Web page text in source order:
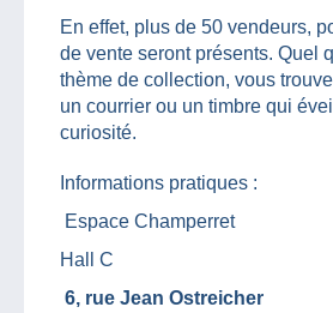
En effet, plus de 50 vendeurs,
de vente seront présents. Quel
thème de collection, vous
un courrier ou un timbre qui
curiosité.
Informations pratiques :
Espace Champerret
Hall C
6, rue Jean Ostreicher